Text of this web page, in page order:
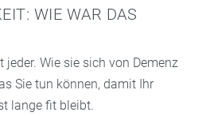
WIE WAR DAS
jeder. Wie sie sich von Demenz
Sie tun können, damit Ihr
lange fit bleibt.